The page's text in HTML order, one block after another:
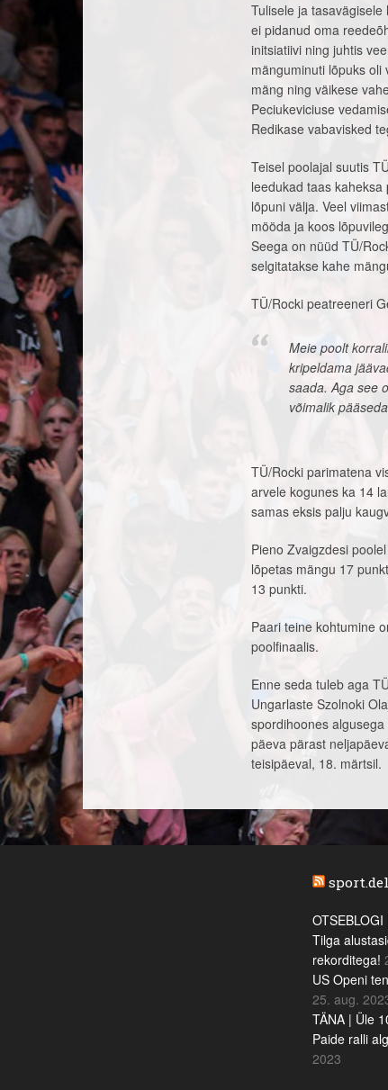
Tulisele ja
ei pidanud oma
initsiatiivi ning juhtis
mänguminuti lõpuks
mäng ning väikese
Peciukeviciuse
Redikase vabavisked
Teisel poolajal suutis
leedukad taas
lõpuni välja. Veel
mööda ja koos
Seega on nüüd TÜ/
selgitatakse kahe
TÜ/Rocki peatreeneri
Meie poolt
kripeldama
saada. Aga see
võimalik
TÜ/Rocki parimatena
arvele kogunes ka 14
samas eksis palju
Pieno Zvaigzdesi
lõpetas mängu 17
13 punkti.
Paari teine kohtumine
poolfinaalis.
Enne seda tuleb aga
Ungarlaste Szolnoki
spordihoones
päeva pärast
teisipäeval, 18. märtsil.
Tilga
rekorditega!
US Openi
25. aug.
TÄNA | Üle
Paide ralli
2023